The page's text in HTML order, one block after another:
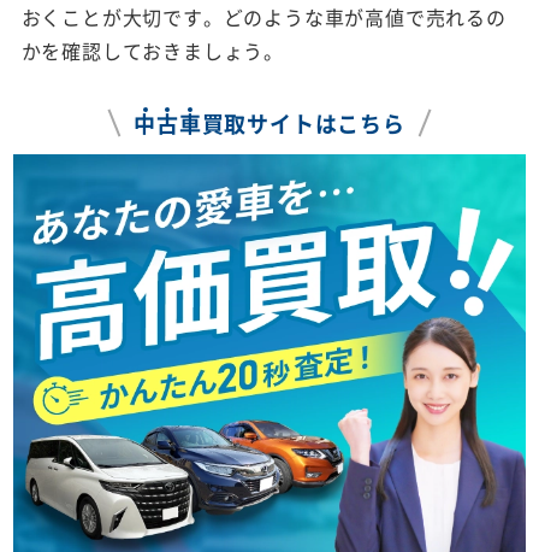
おくことが大切です。どのような車が高値で売れるの
かを確認しておきましょう。
中古車買取サイトはこちら